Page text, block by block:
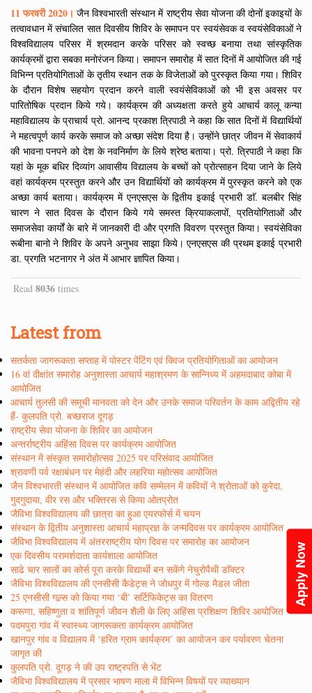
Apply Now
11 फरवरी 2020। जैन विश्वभारती संस्थान में राष्ट्रीय सेवा योजना की दोनों इकाइयों के
तत्वावधान में संचालित सात दिवसीय शिविर के समापन पर स्वयंसेवक व स्वयंसेविकाओं ने
विश्वविद्यालय परिसर में श्रमदान करके परिसर को स्वच्छ बनाया तथा सांस्कृतिक
कार्यक्रमों द्वारा सबका मनोरंजन किया। समापन समारोह में सात दिनों में आयोजित की गई
विभिन्न प्रतियोगिताओं के तृतीय स्थान तक के विजेताओं को पुरस्कृत किया गया। शिविर
के दौरान विशेष सहयोग प्रदान करने वाली स्वयंसेविकाओं को भी इस अवसर पर
पारितोषिक प्रदान किये गये। कार्यक्रम की अध्यक्षता करते हुये आचार्य कालू कन्या
महाविद्यालय के प्राचार्य प्रो. आनन्द प्रकाश त्रिपाठी ने कहा कि सात दिनों में विद्यार्थियों
ने महत्वपूर्ण कार्य करके समाज को अच्छा संदेश दिया है। उन्होंने छात्र जीवन में सेवाकार्य
की भावना पनपने को देश के नवनिर्माण के लिये श्रेष्ठ बताया। प्रो. त्रिपाठी ने कहा कि
यहां के मूक बधिर दिव्यांग आवासीय विद्यालय के बच्चों को प्रोत्साहन दिया जाने के लिये
वहां कार्यक्रम प्रस्तुत करने और उन विद्यार्थियों को कार्यक्रम में पुरस्कृत करने को एक
अच्छा कार्य बताया। कार्यक्रम में एनएसएस के द्वितीय इकाई प्रभारी डाॅ. बलबीर सिंह
चारण ने सात दिवस के दौरान किये गये समस्त क्रियाकलापों, प्रतियोगिताओं और
समाजसेवा कार्यों के बारे में जानकारी दी और प्रगति विवरण प्रस्तुत किया। स्वयंसेविका
रूबीना बानो ने शिविर के अपने अनुभव साझा किये। एनएसएस की प्रथम इकाई प्रभारी
डा. प्रगति भटनागर ने अंत में आभार ज्ञापित किया।
Read 8036 times
Latest from
सतर्कता जागरूकता सप्ताह में पोस्टर पेंटिंग एवं क्विज प्रतियोगिताओं का आयोजन
16 वां दीक्षांत समारोह अनुशास्ता आचार्य महाश्रमण के सान्निध्य में अहमदाबाद कोबा में
आयोजित
आचार्य तुलसी की समूची मानवता को देन और उनके समाज परिवर्तन के काम अद्वितीय रहे
हैं- कुलपति प्रो. बच्छराज दूगड़
राष्ट्रीय सेवा योजना के शिविर का आयोजन
अन्तर्राष्ट्रीय अहिंसा दिवस पर कार्यक्रम आयोजित
संस्थान में संस्कृत समारोहोत्सव 2025 पर परिसंवाद आयोजित
श्रावणी पर्व रक्षाबंधन पर मेहंदी और लहरिया महोत्सव आयोजित
जैन विश्वभारती संस्थान में आयोजित कवि सम्मेलन में कवियों ने श्रोताओं को कुरेदा,
गुदगुदाया, वीर रस और भक्तिरस से किया ओतप्रोत
जैविभा विश्वविद्यालय की छात्रा का हुआ एयरफोर्स में चयन
संस्थान के द्वितीय अनुशास्ता आचार्य महाप्रज्ञ के जन्मदिवस पर कार्यक्रम आयोजित
जैविभा विश्वविद्यालय में अंतरराष्ट्रीय योग दिवस पर समारोह का आयोजन
एक दिवसीय परामर्शदाता कार्यशाला आयोजित
साढे चार सालों का कोर्स पूरा करके विद्यार्थी बन सकेंगे नेचुरोपैथी डाॅक्टर
जैविभा विश्वविद्यालय की एनसीसी कैडेट्स ने जोधपुर में गोल्ड मैडल जीता
25 एनसीसी गल्र्स को किया गया ‘बी’ सर्टिफिकेट्स का वितरण
करूणा, सहिष्णुता व शांतिपूर्ण जीवन शैली के लिए अहिंसा प्रशिक्षण शिविर आयोजित
पदमपुरा गांव में स्वास्थ्य जागरूकता कार्यक्रम आयोजित
खानपुर गांव व विद्यालय में ‘हरित ग्राम कार्यक्रम’ का आयोजन कर पर्यावरण चेतना
जागृत की
कुलपति प्रो. दूगड़ ने की उप राष्ट्रपति से भेंट
जैविभा विश्वविद्यालय में प्रसार भाषण माला में विभिन्न विषयों पर व्याख्यान